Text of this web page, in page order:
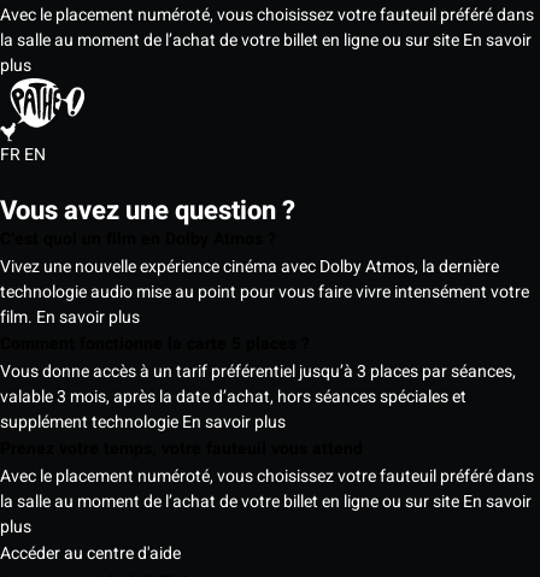
Avec le placement numéroté, vous choisissez votre fauteuil préféré dans
la salle au moment de l’achat de votre billet en ligne ou sur siteEn savoir
plus
FREN
Vous avez une question ?
Vivez une nouvelle expérience cinéma avec Dolby Atmos, la dernière
technologie audio mise au point pour vous faire vivre intensément votre
film. En savoir plus
Vous donne accès à un tarif préférentiel jusqu’à 3 places par séances,
valable 3 mois, après la date d’achat, hors séances spéciales et
supplément technologieEn savoir plus
Avec le placement numéroté, vous choisissez votre fauteuil préféré dans
la salle au moment de l’achat de votre billet en ligne ou sur siteEn savoir
plus
Accéder au centre d'aide